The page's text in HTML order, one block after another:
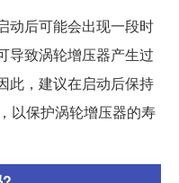
动后可能会出现一段时
导致涡轮增压器产生过
此，建议在启动后保持
以保护涡轮增压器的寿